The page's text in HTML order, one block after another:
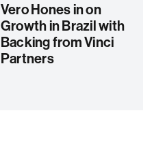
Vero Hones in on
Growth in Brazil with
Backing from Vinci
Partners